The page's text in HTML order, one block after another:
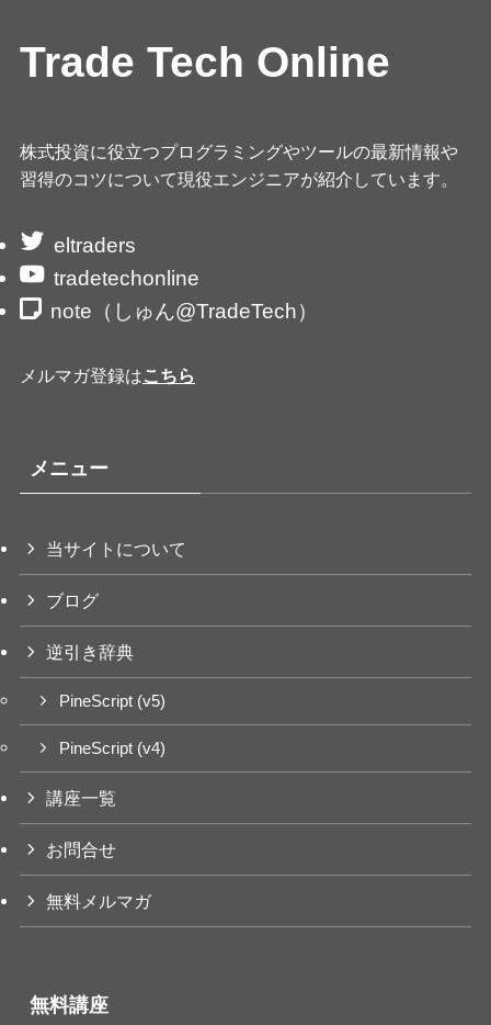
Trade Tech Online
株式投資に役立つプログラミングやツールの最新情報や
習得のコツについて現役エンジニアが紹介しています。
eltraders
tradetechonline
note（しゅん@TradeTech）
メルマガ登録はこちら
メニュー
当サイトについて
ブログ
逆引き辞典
PineScript (v5)
PineScript (v4)
講座一覧
お問合せ
無料メルマガ
無料講座